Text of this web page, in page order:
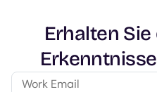
Erhalten